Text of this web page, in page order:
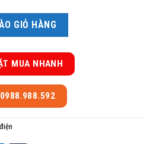
số lượng
GIỎ HÀNG
MUA NHANH
0988.988.592